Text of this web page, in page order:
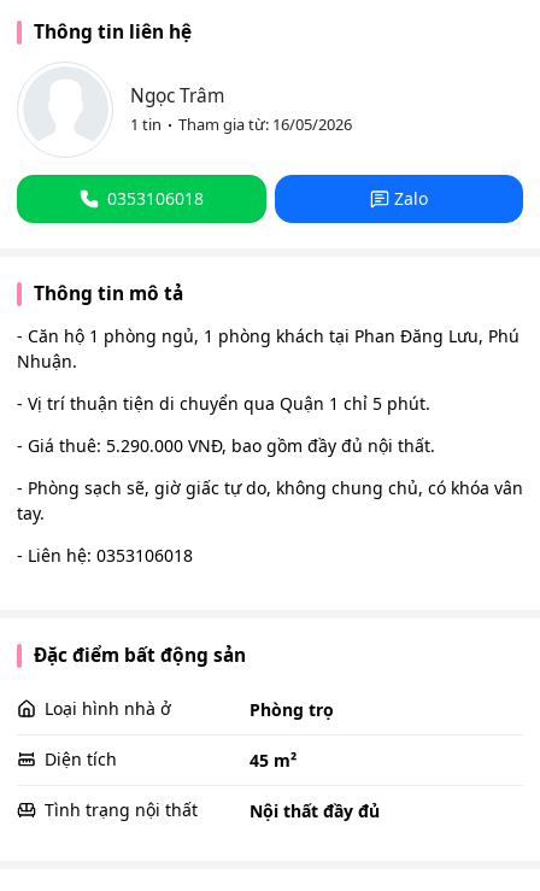
Thông tin liên hệ
Ngọc Trâm
1 tin Tham gia từ: 16/05/2026
0353106018 Zalo
Thông tin mô tả
- Căn hộ 1 phòng ngủ, 1 phòng khách tại Phan Đăng Lưu, Phú
Nhuận.
- Vị trí thuận tiện di chuyển qua Quận 1 chỉ 5 phút.
- Giá thuê: 5.290.000 VNĐ, bao gồm đầy đủ nội thất.
- Phòng sạch sẽ, giờ giấc tự do, không chung chủ, có khóa vân
tay.
- Liên hệ: 0353106018
Đặc điểm bất động sản
Loại hình nhà ở Phòng trọ
Diện tích 45 m²
Tình trạng nội thất Nội thất đầy đủ